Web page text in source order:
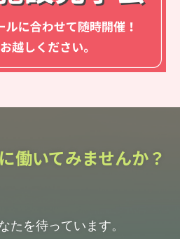
働いてみませんか？
たを待っています。